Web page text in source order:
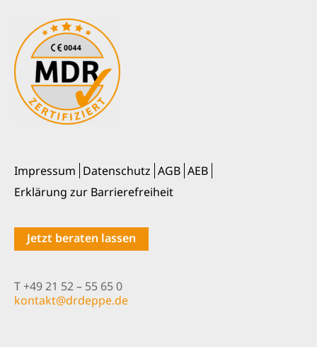
Impressum Datenschutz AGB AEB
Erklärung zur Barrierefreiheit
Jetzt beraten lassen
T +49 21 52 – 55 65 0
ed.ep
pedrd
@tkat
nok